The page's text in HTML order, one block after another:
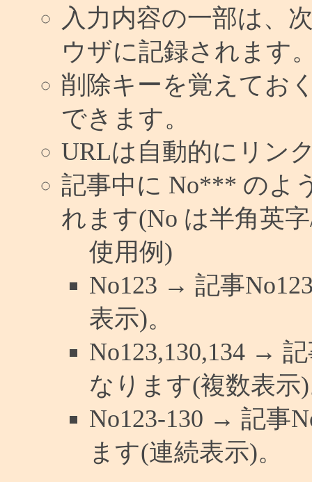
入力内容の一部は、
ウザに記録されます
削除キーを覚えてお
できます。
URLは自動的にリン
記事中に No*** のよ
れます(No は半角英
使用例)
No123 → 記事
表示)。
No123,130,134 →
なります(複数表示
No123-130 → 記事
ます(連続表示)。